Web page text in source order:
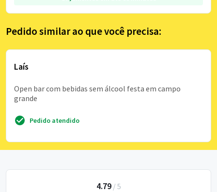
Pedido similar ao que você precisa:
Laís
Open bar com bebidas sem álcool festa em campo
grande
Pedido atendido
4.79/ 5